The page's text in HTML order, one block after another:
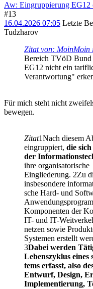
Aw: Eingruppierung EG12
#13
16.04.2026 07:05 Letzte
Tudzharov
Zitat von: MoinMoin
Bereich TVöD Bund
EG12 nicht ein
Verantwortung"
Für mich steht nicht
bewegen.
Zitat1Nach diesem
eingruppiert, die
der
ihre organisatorische
Eingliederung. 2Zu
insbesondere
sche Hard- und
Komponenten der
IT- und IT-
netzen sowie
Systemen erstellt
3Dabei werden
Lebenszyklus eines
tems erfasst, also
Entwurf, Design,
Implementierung,